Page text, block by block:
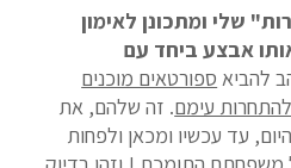
שלי ומתכונן לאימון
אבצע ביחד עם
להביא ספורטאים מוכנים
עימם. זה שלהם, את
עד עכשיו ומכאן ולפחות